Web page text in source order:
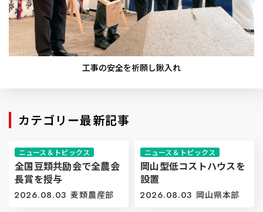
工事の安全を祈願し鍬入れ
カテゴリー最新記事
ニュース＆トピックス
全国豆類共励会で全農会
長賞を授与
2026.08.03 麦類農産部
ニュース＆トピックス
岡山型低コストハウスを
設置
2026.08.03 岡山県本部